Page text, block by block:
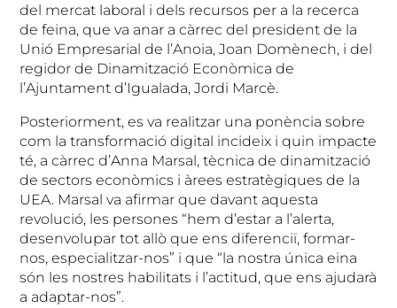
del mercat laboral i dels recursos per a la recerca
de feina, que va anar a càrrec del president de la
Unió Empresarial de l’Anoia, Joan Domènech, i del
regidor de Dinamització Econòmica de
l’Ajuntament d’Igualada, Jordi Marcè.
Posteriorment, es va realitzar una ponència sobre
com la transformació digital incideix i quin impacte
té, a càrrec d’Anna Marsal, tècnica de dinamització
de sectors econòmics i àrees estratègiques de la
UEA. Marsal va afirmar que davant aquesta
revolució, les persones “hem d’estar a l’alerta,
desenvolupar tot allò que ens diferenciï, formar-
nos, especialitzar-nos” i que “la nostra única eina
són les nostres habilitats i l’actitud, que ens ajudarà
a adaptar-nos”.